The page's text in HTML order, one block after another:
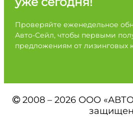
Проверяйте еженедельное
Авто-Сейл, чтобы первыми
предложениям от лизинговых
2008 – 2026 ООО